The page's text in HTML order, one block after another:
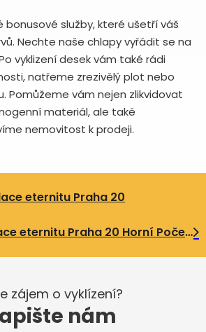
bonusové služby, které ušetří váš
Nechte naše chlapy vyřádit se na
vyklizení desek vám také rádi
natřeme zrezivělý plot nebo
Pomůžeme vám nejen zlikvidovat
materiál, ale také
nemovitost k prodeji.
eternitu Praha 20
Vyklízení a likvidace eternitu Praha 20 Horní Počernice
zájem o vyklízení?
nám